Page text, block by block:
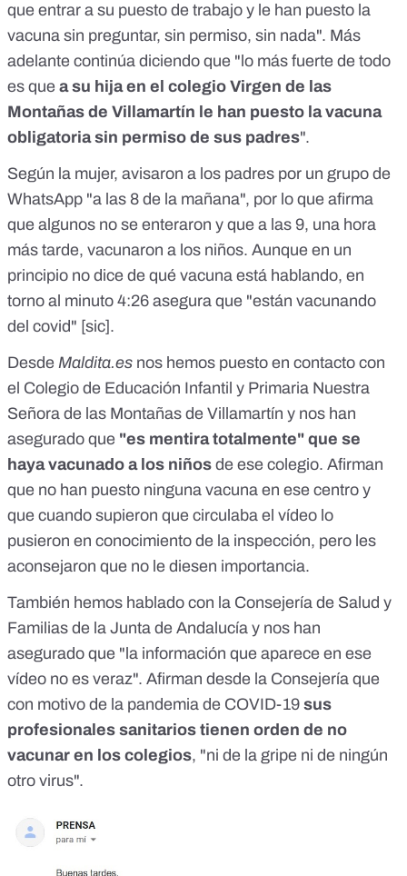
que entrar a su puesto de trabajo y le han puesto la
vacuna sin preguntar, sin permiso, sin nada". Más
adelante continúa diciendo que "lo más fuerte de todo
es que a su hija en el colegio Virgen de las
Montañas de Villamartín le han puesto la vacuna
obligatoria sin permiso de sus padres".
Según la mujer, avisaron a los padres por un grupo de
WhatsApp "a las 8 de la mañana", por lo que afirma
que algunos no se enteraron y que a las 9, una hora
más tarde, vacunaron a los niños. Aunque en un
principio no dice de qué vacuna está hablando, en
torno al minuto 4:26 asegura que "están vacunando
del covid" [sic].
Desde Maldita.es nos hemos puesto en contacto con
el Colegio de Educación Infantil y Primaria Nuestra
Señora de las Montañas de Villamartín y nos han
asegurado que "es mentira totalmente" que se
haya vacunado a los niños de ese colegio. Afirman
que no han puesto ninguna vacuna en ese centro y
que cuando supieron que circulaba el vídeo lo
pusieron en conocimiento de la inspección, pero les
aconsejaron que no le diesen importancia.
También hemos hablado con la Consejería de Salud y
Familias de la Junta de Andalucía y nos han
asegurado que "la información que aparece en ese
vídeo no es veraz". Afirman desde la Consejería que
con motivo de la pandemia de COVID-19 sus
profesionales sanitarios tienen orden de no
vacunar en los colegios, "ni de la gripe ni de ningún
otro virus".